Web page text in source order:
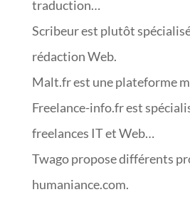
traduction…
Scribeur est plutôt
rédaction Web.
Malt.fr est une plateforme
Freelance-info.fr est
freelances IT et Web…
Twago propose différents
humaniance.com.